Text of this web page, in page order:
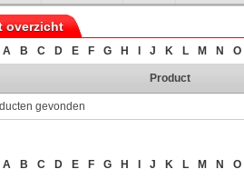
overzicht
A B C D E F G H J K L M N O
Product
gevonden
A B C D E F G H J K L M N O